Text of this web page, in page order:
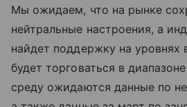
Мы ожидаем, что на рынке
нейтральные настроения, а
найдет поддержку на уровнях
будет торговаться в
среду ожидаются данные по